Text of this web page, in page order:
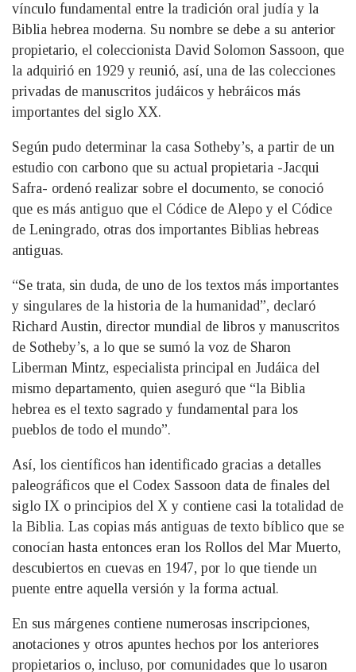
vínculo fundamental entre la tradición oral judía y la
Biblia hebrea moderna. Su nombre se debe a su anterior
propietario, el coleccionista David Solomon Sassoon, que
la adquirió en 1929 y reunió, así, una de las colecciones
privadas de manuscritos judáicos y hebráicos más
importantes del siglo XX.
Según pudo determinar la casa Sotheby’s, a partir de un
estudio con carbono que su actual propietaria -Jacqui
Safra- ordenó realizar sobre el documento, se conoció
que es más antiguo que el Códice de Alepo y el Códice
de Leningrado, otras dos importantes Biblias hebreas
antiguas.
“Se trata, sin duda, de uno de los textos más importantes
y singulares de la historia de la humanidad”, declaró
Richard Austin, director mundial de libros y manuscritos
de Sotheby’s, a lo que se sumó la voz de Sharon
Liberman Mintz, especialista principal en Judáica del
mismo departamento, quien aseguró que “la Biblia
hebrea es el texto sagrado y fundamental para los
pueblos de todo el mundo”.
Así, los científicos han identificado gracias a detalles
paleográficos que el Codex Sassoon data de finales del
siglo IX o principios del X y contiene casi la totalidad de
la Biblia. Las copias más antiguas de texto bíblico que se
conocían hasta entonces eran los Rollos del Mar Muerto,
descubiertos en cuevas en 1947, por lo que tiende un
puente entre aquella versión y la forma actual.
En sus márgenes contiene numerosas inscripciones,
anotaciones y otros apuntes hechos por los anteriores
propietarios o, incluso, por comunidades que lo usaron